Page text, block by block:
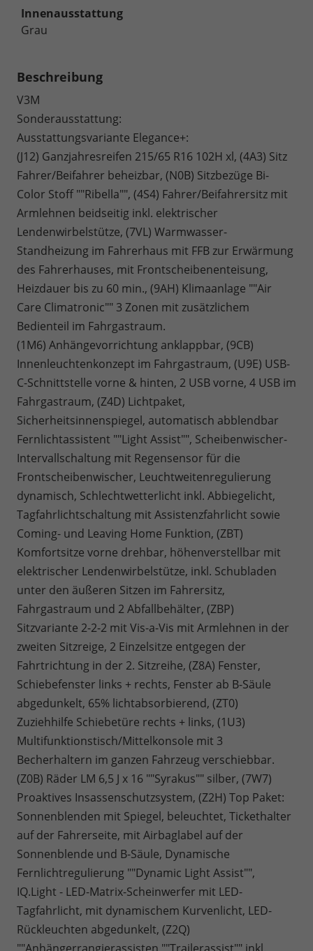
Innenausstattung
Grau
Beschreibung
V3M
Sonderausstattung:
Ausstattungsvariante Elegance+:
(J12) Ganzjahresreifen 215/65 R16 102H xl, (4A3) Sitz
Fahrer/Beifahrer beheizbar, (N0B) Sitzbezüge Bi-
Color Stoff ""Ribella"", (4S4) Fahrer/Beifahrersitz mit
Armlehnen beidseitig inkl. elektrischer
Lendenwirbelstütze, (7VL) Warmwasser-
Standheizung im Fahrerhaus mit FFB zur Erwärmung
des Fahrerhauses, mit Frontscheibenenteisung,
Heizdauer bis zu 60 min., (9AH) Klimaanlage ""Air
Care Climatronic"" 3 Zonen mit zusätzlichem
Bedienteil im Fahrgastraum.
(1M6) Anhängevorrichtung anklappbar, (9CB)
Innenleuchtenkonzept im Fahrgastraum, (U9E) USB-
C-Schnittstelle vorne & hinten, 2 USB vorne, 4 USB im
Fahrgastraum, (Z4D) Lichtpaket,
Sicherheitsinnenspiegel, automatisch abblendbar
Fernlichtassistent ""Light Assist"", Scheibenwischer-
Intervallschaltung mit Regensensor für die
Frontscheibenwischer, Leuchtweitenregulierung
dynamisch, Schlechtwetterlicht inkl. Abbiegelicht,
Tagfahrlichtschaltung mit Assistenzfahrlicht sowie
Coming- und Leaving Home Funktion, (ZBT)
Komfortsitze vorne drehbar, höhenverstellbar mit
elektrischer Lendenwirbelstütze, inkl. Schubladen
unter den äußeren Sitzen im Fahrersitz,
Fahrgastraum und 2 Abfallbehälter, (ZBP)
Sitzvariante 2-2-2 mit Vis-a-Vis mit Armlehnen in der
zweiten Sitzreige, 2 Einzelsitze entgegen der
Fahrtrichtung in der 2. Sitzreihe, (Z8A) Fenster,
Schiebefenster links + rechts, Fenster ab B-Säule
abgedunkelt, 65% lichtabsorbierend, (ZT0)
Zuziehhilfe Schiebetüre rechts + links, (1U3)
Multifunktionstisch/Mittelkonsole mit 3
Becherhaltern im ganzen Fahrzeug verschiebbar.
(Z0B) Räder LM 6,5 J x 16 ""Syrakus"" silber, (7W7)
Proaktives Insassenschutzsystem, (Z2H) Top Paket:
Sonnenblenden mit Spiegel, beleuchtet, Tickethalter
auf der Fahrerseite, mit Airbaglabel auf der
Sonnenblende und B-Säule, Dynamische
Fernlichtregulierung ""Dynamic Light Assist"",
IQ.Light - LED-Matrix-Scheinwerfer mit LED-
Tagfahrlicht, mit dynamischem Kurvenlicht, LED-
Rückleuchten abgedunkelt, (Z2Q)